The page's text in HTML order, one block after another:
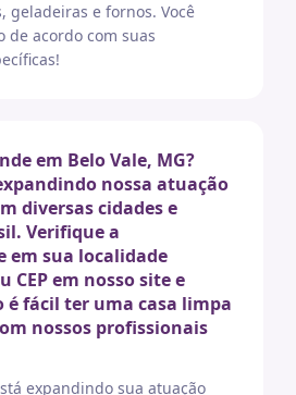
geladeiras e fornos. Você
de acordo com suas
em Belo Vale, MG?
nossa atuação
diversas cidades e
Verifique a
em sua localidade
CEP em nosso site e
é fácil ter uma casa limpa
nossos profissionais
expandindo sua atuação